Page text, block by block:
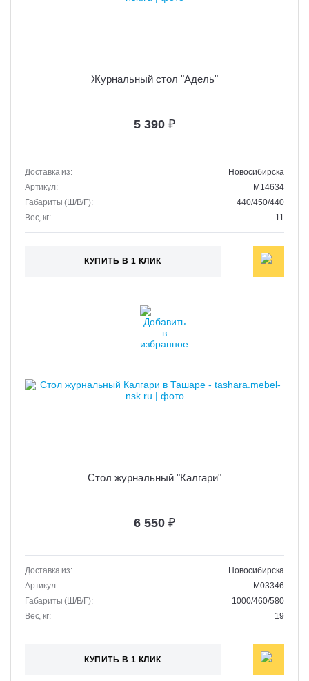
Журнальный стол "Адель"
5 390 ₽
Доставка из:
Новосибирска
Артикул:
M14634
Габариты (Ш/В/Г):
440/450/440
Вес, кг:
11
КУПИТЬ В 1 КЛИК
Стол журнальный "Калгари"
6 550 ₽
Доставка из:
Новосибирска
Артикул:
M03346
Габариты (Ш/В/Г):
1000/460/580
Вес, кг:
19
КУПИТЬ В 1 КЛИК